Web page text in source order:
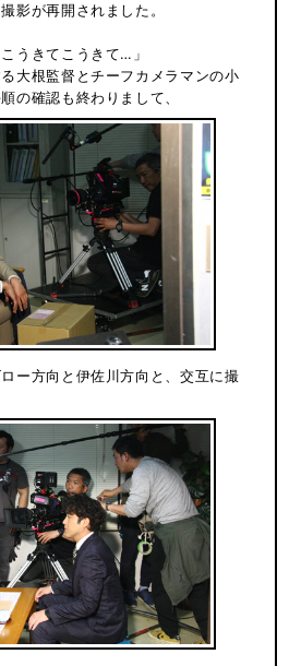
影が再開されました。
うきてこうきて…」
大根監督とチーフカメラマンの小
の確認も終わりまして、
ー方向と伊佐川方向と、交互に撮